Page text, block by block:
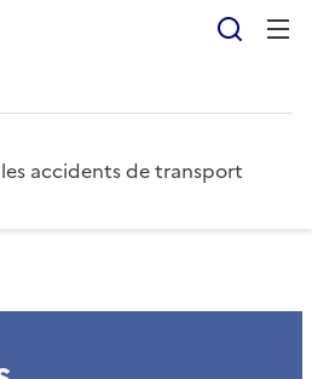
accidents de transport